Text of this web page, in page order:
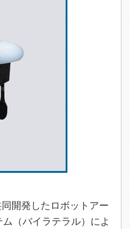
開発したロボットアー
（バイラテラル）によ